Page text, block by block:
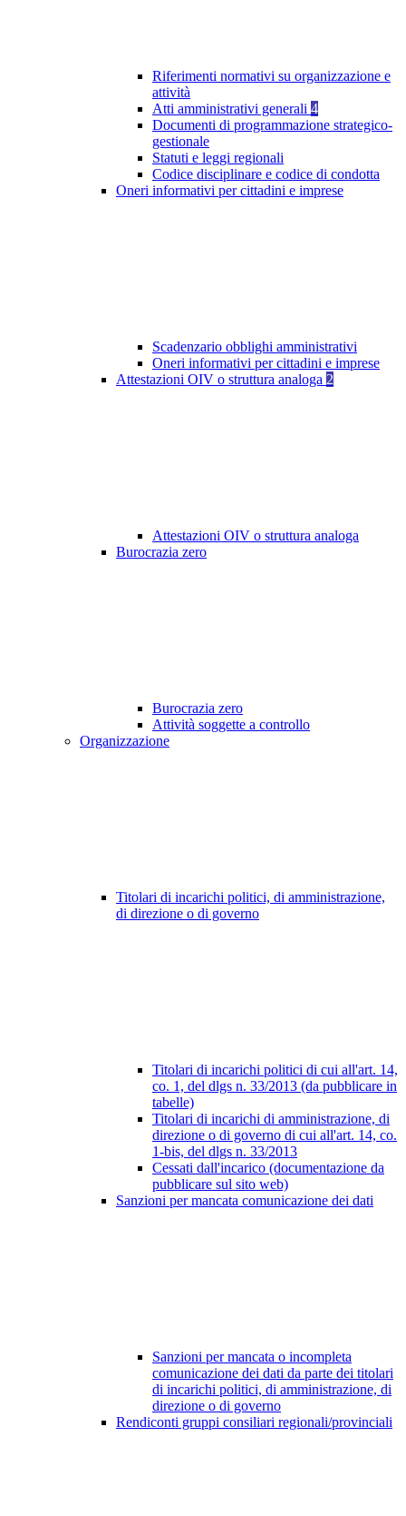
Riferimenti normativi su organizzazione e
attività
Atti amministrativi generali 4
Documenti di programmazione strategico-
gestionale
Statuti e leggi regionali
Codice disciplinare e codice di condotta
Oneri informativi per cittadini e imprese
Scadenzario obblighi amministrativi
Oneri informativi per cittadini e imprese
Attestazioni OIV o struttura analoga 2
Attestazioni OIV o struttura analoga
Burocrazia zero
Burocrazia zero
Attività soggette a controllo
Organizzazione
Titolari di incarichi politici, di amministrazione,
di direzione o di governo
Titolari di incarichi politici di cui all'art. 14,
co. 1, del dlgs n. 33/2013 (da pubblicare in
tabelle)
Titolari di incarichi di amministrazione, di
direzione o di governo di cui all'art. 14, co.
1-bis, del dlgs n. 33/2013
Cessati dall'incarico (documentazione da
pubblicare sul sito web)
Sanzioni per mancata comunicazione dei dati
Sanzioni per mancata o incompleta
comunicazione dei dati da parte dei titolari
di incarichi politici, di amministrazione, di
direzione o di governo
Rendiconti gruppi consiliari regionali/provinciali